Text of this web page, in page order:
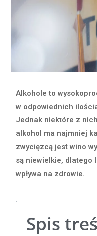
Alkohole to
w odpowiednich
Jednak niektóre z
alkohol ma najmniej
zwycięzcą jest wino
są niewielkie, dlatego
wpływa na zdrowie.
Spis